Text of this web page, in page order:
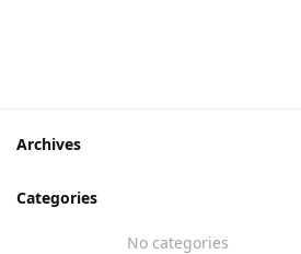
Archives
Categories
No categories